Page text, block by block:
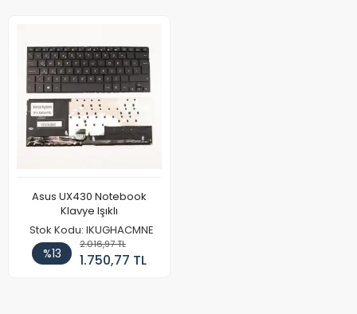
Asus UX430 Notebook
Klavye Işıklı
Stok Kodu: IKUGHACMNE
%13
2.016,97 TL
1.750,77 TL